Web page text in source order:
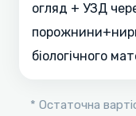
огляд + УЗД
біологічного
* Остаточна